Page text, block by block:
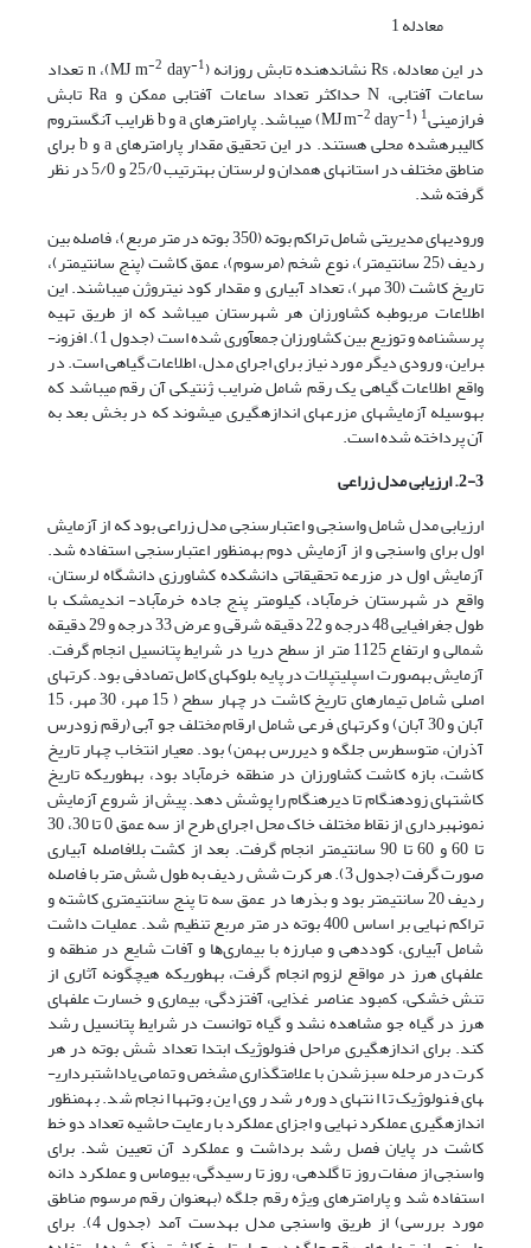
معادله 1
در این معادله، Rs نشان­دهنده تابش روزانه (MJ m
-2 day-1 )، n تعداد
ساعات آفتابی، N حداکثر تعداد ساعات آفتابی ممکن و Ra تابش
فرازمینی1
(MJ m
-2 day-1 ) می­باشد. پارامترهای a و b ظرایب آنگستروم
کالیبره­شده محلی هستند. در این تحقیق مقدار پارامترهای a و b برای
مناطق مختلف در استان­های همدان و لرستان به­ترتیب 25/0 و 5/0 در نظر
گرفته شد.
ورودی­های مدیریتی شامل تراکم بوته (350 بوته در متر مربع)، فاصله بین
ردیف (25 سانتی­متر)، نوع شخم (مرسوم)، عمق کاشت (پنج سانتی­متر)،
تاریخ کاشت (30 مهر)، تعداد آبیاری و مقدار کود نیتروژن می­باشند. این
اطلاعات مربوط­به کشاورزان هر شهرستان می­باشد که از طریق تهیه
پرسش­نامه و توزیع بین کشاورزان جمع­آوری شده است (جدول 1). افزون­
بر­این، ورودی دیگر مورد نیاز برای اجرای مدل، اطلاعات گیاهی است. در
واقع اطلاعات گیاهی یک رقم شامل ضرایب ژنتیکی آن رقم می­باشد که
به­وسیله آزمایش­های مزرعه­ای اندازه­گیری می­شوند که در بخش بعد به
آن پرداخته شده است.
2-3. ارزیابی مدل زراعی
ارزیابی مدل شامل واسنجی و اعتبارسنجی مدل زراعی بود که از آزمایش
اول برای واسنجی و از آزمایش دوم به­منظور اعتبارسنجی استفاده شد.
آزمایش اول در مزرعه تحقیقاتی دانشکده کشاورزی دانشگاه لرستان،
واقع در شهرستان خرم­آباد، کیلومتر پنج جاده خرم­آباد- اندیمشک با
طول جغرافیایی 48 درجه و 22 دقیقه شرقی و عرض 33 درجه و 29 دقیقه
شمالی و ارتفاع 1125 متر از سطح دریا در شرایط پتانسیل انجام گرفت.
آزمایش به­صورت اسپلیت­پلات در پایه بلوک­های کامل تصادفی بود. کرت­های
اصلی شامل تیمارهای تاریخ کاشت در چهار سطح ( 15 مهر، 30 مهر، 15
آبان و 30 آبان) و کرت­های فرعی شامل ارقام مختلف جو آبی (رقم زودرس
آذران، متوسط­رس جلگه و دیررس بهمن) بود. معیار انتخاب چهار تاریخ
کاشت، بازه کاشت کشاورزان در منطقه خرم­آباد بود، به­طوری­که تاریخ
کاشت­های زودهنگام تا دیرهنگام را پوشش دهد. پیش از شروع آزمایش
نمونه­برداری از نقاط مختلف خاک محل اجرای طرح از سه عمق 0 تا 30، 30
تا 60 و 60 تا 90 سانتی­متر انجام گرفت. بعد از کشت بلافاصله آبیاری
صورت گرفت (جدول 3). هر کرت شش ردیف به طول شش متر با فاصله
ردیف 20 سانتی­متر بود و بذرها در عمق سه تا پنج سانتیمتری کاشته و
تراکم نهایی بر اساس 400 بوته در متر مربع تنظیم شد. ﻋﻤﻠﯿﺎت داﺷﺖ
ﺷﺎﻣﻞ آبیاری، کوددهی و ﻣﺒﺎرزه ﺑﺎ ﺑﯿﻤﺎریﻫﺎ و آﻓﺎت ﺷﺎﯾﻊ در منطقه و
علف­های هرز در ﻣﻮاﻗﻊ ﻟﺰوم اﻧﺠﺎم گرفت، به­طوری­که هیچ­گونه آثاری از
تنش خشکی، کمبود عناصر غذایی، آفت­زدگی، بیماری و خسارت علف­های
هرز در گیاه جو مشاهده نشد و گیاه توانست در شرایط پتانسیل رشد
کند. برای اندازه­گیری مراحل فنولوژیک ابتدا تعداد شش بوته در هر
کرت در مرحله سبز­شدن با علامت­گذاری مشخص و تمامی یاداشت­برداری­
های فنولوژیک تا انتهای دوره رشد روی این بوته­ها انجام شد. به­منظور
اندازه­گیری عملکرد نهایی و اجزای عملکرد با رعایت حاشیه تعداد دو خط
کاشت در پایان فصل رشد برداشت و عملکرد آن تعیین شد. برای
واسنجی از صفات روز تا گلدهی، روز تا رسیدگی، بیوماس و عملکرد دانه
استفاده شد و پارامترهای ویژه رقم جلگه (به­عنوان رقم مرسوم مناطق
مورد بررسی) از طریق واسنجی مدل به­دست آمد (جدول 4). برای